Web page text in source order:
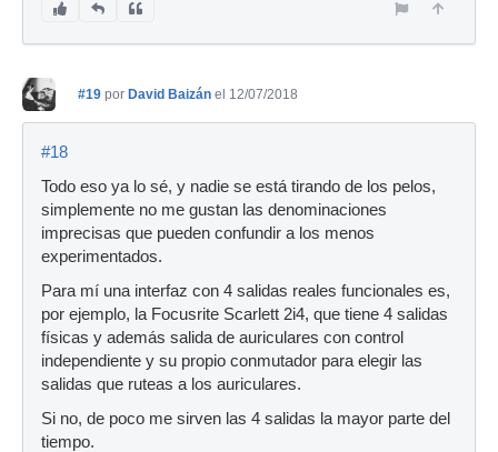
#19 por David Baizán el 12/07/2018
#18
Todo eso ya lo sé, y nadie se está tirando de los pelos,
simplemente no me gustan las denominaciones
imprecisas que pueden confundir a los menos
experimentados.
Para mí una interfaz con 4 salidas reales funcionales es,
por ejemplo, la Focusrite Scarlett 2i4, que tiene 4 salidas
físicas y además salida de auriculares con control
independiente y su propio conmutador para elegir las
salidas que ruteas a los auriculares.
Si no, de poco me sirven las 4 salidas la mayor parte del
tiempo.